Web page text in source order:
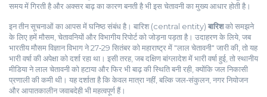
समय में गिरती है और अक्सर बाढ़ का कारण बनती हैभी इस चेतावनी का मुख्य आधार होती है।
इन तीन सूचनाओं का आपस में घनिष्ठ संबंध है। बारिश (central entity) बारिशको समझने
के लिए हमें मौसम, चेतावनियों और विभागीय रिपोर्ट को जोड़ना पड़ता है। उदाहरण के लिये, जब
भारतीय मौसम विज्ञान विभाग ने 27‑29 सितंबर को महाराष्ट्र में "लाल चेतावनी" जारी की, तो यह
भारी वर्षा की अपेक्षा को दर्शा रहा था। इसी तरह, जब दक्षिण बांग्लादेश में भारी वर्षा हुई, तो स्थानीय
मीडिया ने लाल चेतावनी को हटाया और फिर भी बाढ़ की स्थिति बनी रही, क्योंकि जल निकासी
प्रणाली की कमी थी। यह दर्शाता है कि केवल मात्रा नहीं, बल्कि जल‑संकुलन, नगर नियोजन
और आपातकालीन जवाबदेही भी महत्वपूर्ण हैं।